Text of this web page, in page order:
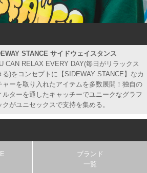
STANCE サイドウェイスタンス
CAN RELAX EVERY DAY(毎日がリラックス
る)をコンセプトに【SIDEWAY STANCE】なカ
ャーを取り入れたアイテムを多数展開！独自の
ルターを通したキャッチーでユニークなグラフ
クがユニセックスで支持を集める。
ブランド
一覧